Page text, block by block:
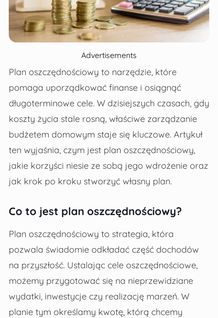
Advertisements
Plan oszczędnościowy to narzędzie, które
pomaga uporządkować finanse i osiągnąć
długoterminowe cele. W dzisiejszych czasach, gdy
koszty życia stale rosną, właściwe zarządzanie
budżetem domowym staje się kluczowe. Artykuł
ten wyjaśnia, czym jest plan oszczędnościowy,
jakie korzyści niesie ze sobą jego wdrożenie oraz
jak krok po kroku stworzyć własny plan.
Co to jest plan oszczędnościowy?
Plan oszczędnościowy to strategia, która
pozwala świadomie odkładać część dochodów
na przyszłość. Ustalając cele oszczędnościowe,
możemy przygotować się na nieprzewidziane
wydatki, inwestycje czy realizację marzeń. W
planie tym określamy kwotę, którą chcemy